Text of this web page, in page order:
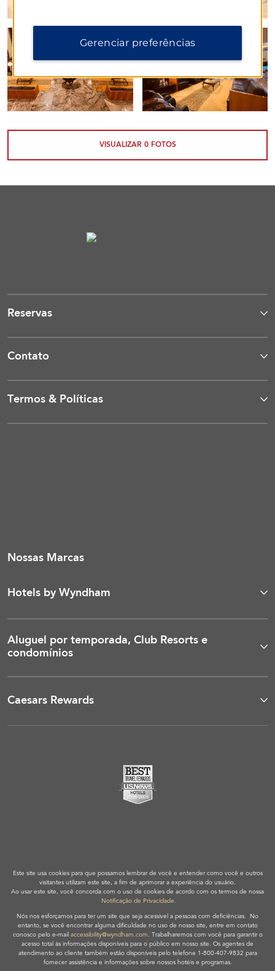
VISUALIZAR 0FOTOS
Reservas
Contato
Termos & Políticas
Nossas Marcas
Hotels by Wyndham
Aluguel por temporada, Club Resorts e
condomínios
Caesars Rewards
Este site usa cookies para que possamos lembrar de você e entender como você e outros
visitantes utilizam este site, a fim de aprimorar a experiência do usuário.
Ao usar este site, você concorda com o uso de cookies de acordo com os termos de nossa
Notificação de Privacidade .
Nós nos esforçamos para ter um site que seja acessível a pessoas com deficiências. No
entanto, se você encontrar alguma dificuldade no uso de nosso site, entre em contato
conosco pelo e-mail accessibility@wyndham.com . Trabalharemos com você para garantir o
acesso total às informações disponíveis para o público em nosso site. Os agentes de
atendimento ao cliente também estão disponíveis pelo telefone 1-800-407-9832 para
fornecer assistência e informações sobre nossos hotéis e programas.
Gerenciar preferências